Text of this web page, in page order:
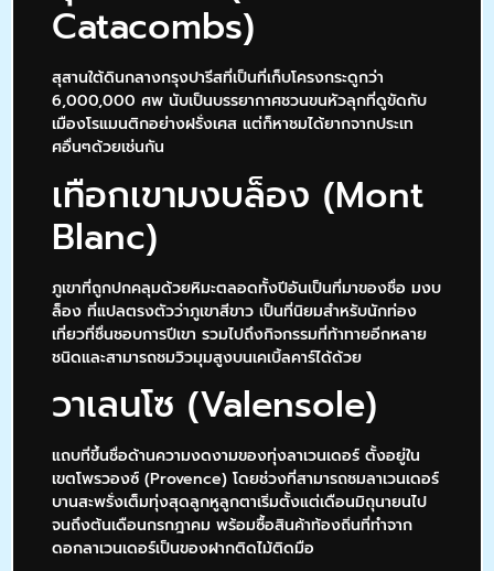
Catacombs)
สุสานใต้ดินกลางกรุงปารีสที่เป็นที่เก็บโครงกระดูกว่า
6,000,000 ศพ นับเป็นบรรยากาศชวนขนหัวลุกที่ดูขัดกับ
เมืองโรแมนติกอย่างฝรั่งเศส แต่ก็หาชมได้ยากจากประเท
ศอื่นๆด้วยเช่นกัน
เทือกเขามงบล็อง (Mont
Blanc)
ภูเขาที่ถูกปกคลุมด้วยหิมะตลอดทั้งปีอันเป็นที่มาของชื่อ มงบ
ล็อง ที่แปลตรงตัวว่าภูเขาสีขาว เป็นที่นิยมสำหรับนักท่อง
เที่ยวที่ชื่นชอบการปีเขา รวมไปถึงกิจกรรมที่ท้าทายอีกหลาย
ชนิดและสามารถชมวิวมุมสูงบนเคเบิ้ลคาร์ได้ด้วย
วาเลนโซ (Valensole)
แถบที่ขึ้นชื่อด้านความงดงามของทุ่งลาเวนเดอร์ ตั้งอยู่ใน
เขตโพรวองซ์ (Provence) โดยช่วงที่สามารถชมลาเวนเดอร์
บานสะพรั่งเต็มทุ่งสุดลูกหูลูกตาเริ่มตั้งแต่เดือนมิถุนายนไป
จนถึงต้นเดือนกรกฎาคม พร้อมซื้อสินค้าท้องถิ่นที่ทำจาก
ดอกลาเวนเดอร์เป็นของฝากติดไม้ติดมือ